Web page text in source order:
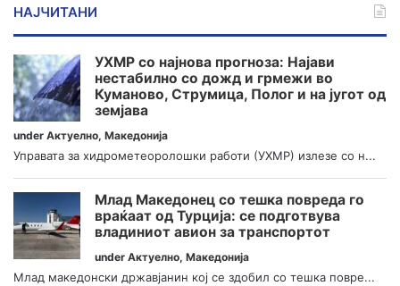
НАЈЧИТАНИ
УХМР со најнова прогноза: Најави
нестабилно со дожд и грмежи во
Куманово, Струмица, Полог и на југот од
земјава
under Актуелно, Македонија
Управата за хидрометеоролошки работи (УХМР) излезе со н...
Млад Македонец со тешка повреда го
враќаат од Турција: се подготвува
владиниот авион за транспортот
under Актуелно, Македонија
Млад македонски државјанин кој се здобил со тешка повре...